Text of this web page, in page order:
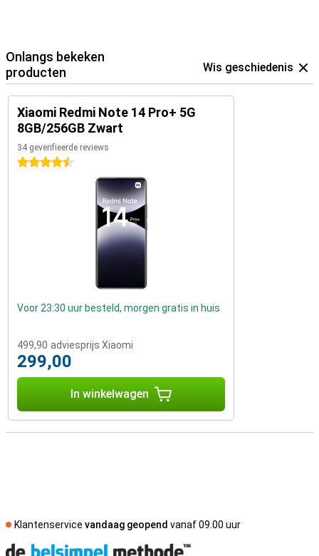
Onlangs bekeken
producten
Wis geschiedenis
Xiaomi Redmi Note 14 Pro+ 5G
8GB/256GB Zwart
34 geverifieerde reviews
4.5 sterren
Voor 23:30 uur besteld, morgen gratis in huis
499,90 adviesprijs Xiaomi
299,00
In winkelwagen
Klantenservice vandaag geopend vanaf 09.00 uur